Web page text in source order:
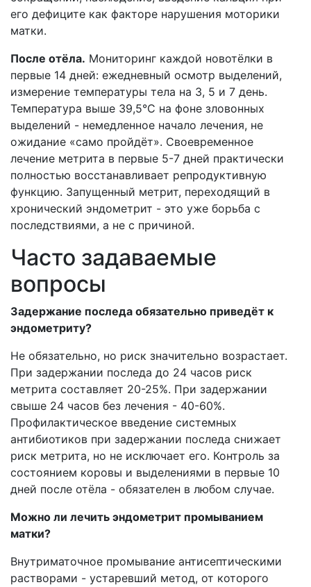
его дефиците как факторе нарушения моторики
матки.
После отёла. Мониторинг каждой новотёлки в
первые 14 дней: ежедневный осмотр выделений,
измерение температуры тела на 3, 5 и 7 день.
Температура выше 39,5°C на фоне зловонных
выделений - немедленное начало лечения, не
ожидание «само пройдёт». Своевременное
лечение метрита в первые 5-7 дней практически
полностью восстанавливает репродуктивную
функцию. Запущенный метрит, переходящий в
хронический эндометрит - это уже борьба с
последствиями, а не с причиной.
Часто задаваемые
вопросы
Задержание последа обязательно приведёт к
эндометриту?
Не обязательно, но риск значительно возрастает.
При задержании последа до 24 часов риск
метрита составляет 20-25%. При задержании
свыше 24 часов без лечения - 40-60%.
Профилактическое введение системных
антибиотиков при задержании последа снижает
риск метрита, но не исключает его. Контроль за
состоянием коровы и выделениями в первые 10
дней после отёла - обязателен в любом случае.
Можно ли лечить эндометрит промыванием
матки?
Внутриматочное промывание антисептическими
растворами - устаревший метод, от которого